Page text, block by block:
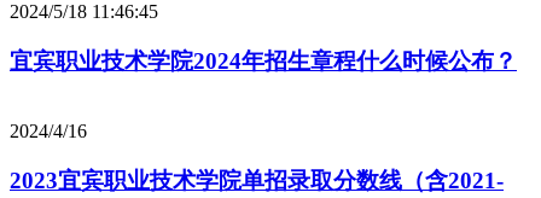
2024/5/18 11:46:45
宜宾职业技术学院2024年招生章程什么时候公布？
2024/4/16
2023宜宾职业技术学院单招录取分数线（含2021-